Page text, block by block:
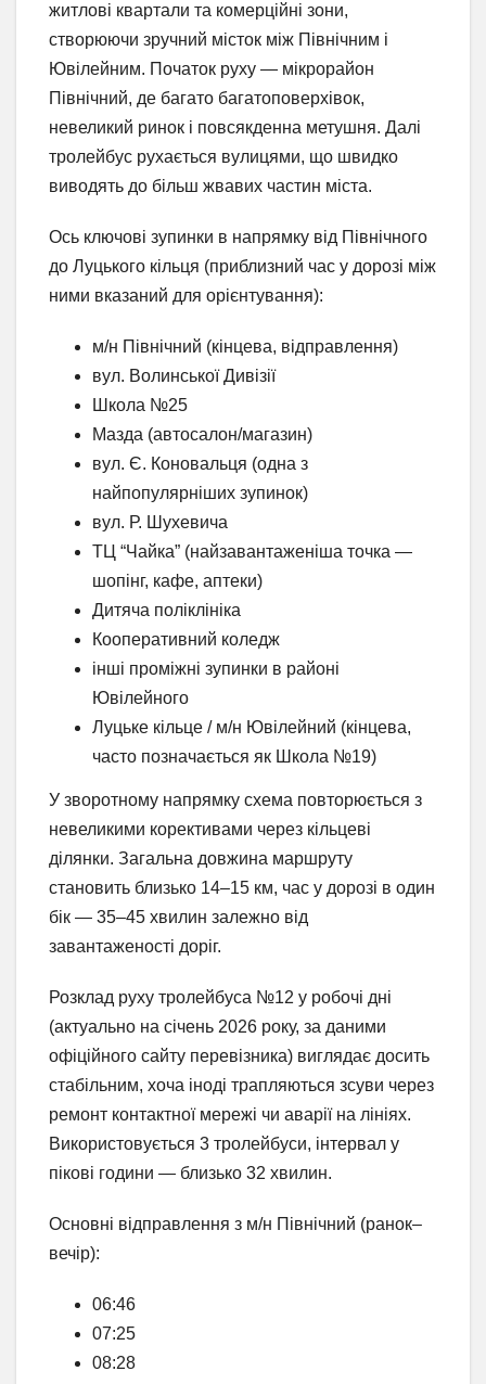
житлові квартали та комерційні зони,
створюючи зручний місток між Північним і
Ювілейним. Початок руху — мікрорайон
Північний, де багато багатоповерхівок,
невеликий ринок і повсякденна метушня. Далі
тролейбус рухається вулицями, що швидко
виводять до більш жвавих частин міста.
Ось ключові зупинки в напрямку від Північного
до Луцького кільця (приблизний час у дорозі між
ними вказаний для орієнтування):
м/н Північний (кінцева, відправлення)
вул. Волинської Дивізії
Школа №25
Мазда (автосалон/магазин)
вул. Є. Коновальця (одна з
найпопулярніших зупинок)
вул. Р. Шухевича
ТЦ “Чайка” (найзавантаженіша точка —
шопінг, кафе, аптеки)
Дитяча поліклініка
Кооперативний коледж
інші проміжні зупинки в районі
Ювілейного
Луцьке кільце / м/н Ювілейний (кінцева,
часто позначається як Школа №19)
У зворотному напрямку схема повторюється з
невеликими корективами через кільцеві
ділянки. Загальна довжина маршруту
становить близько 14–15 км, час у дорозі в один
бік — 35–45 хвилин залежно від
завантаженості доріг.
Розклад руху тролейбуса №12 у робочі дні
(актуально на січень 2026 року, за даними
офіційного сайту перевізника) виглядає досить
стабільним, хоча іноді трапляються зсуви через
ремонт контактної мережі чи аварії на лініях.
Використовується 3 тролейбуси, інтервал у
пікові години — близько 32 хвилин.
Основні відправлення з м/н Північний (ранок–
вечір):
06:46
07:25
08:28